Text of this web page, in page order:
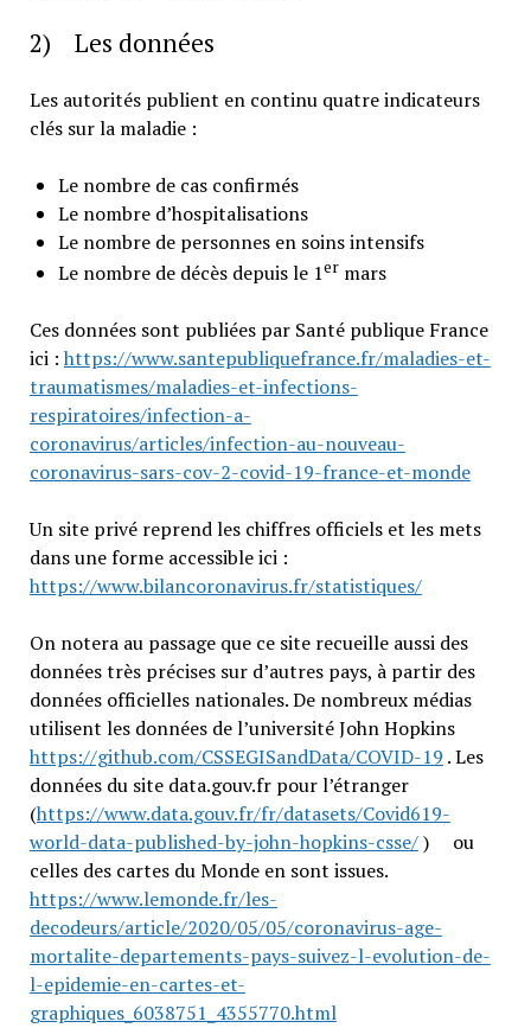
2) Les données
Les autorités publient en continu quatre indicateurs
clés sur la maladie :
Le nombre de cas confirmés
Le nombre d’hospitalisations
Le nombre de personnes en soins intensifs
Le nombre de décès depuis le 1ermars
Ces données sont publiées par Santé publique France
ici : https://www.santepubliquefrance.fr/maladies-et-
traumatismes/maladies-et-infections-
respiratoires/infection-a-
coronavirus/articles/infection-au-nouveau-
coronavirus-sars-cov-2-covid-19-france-et-monde
Un site privé reprend les chiffres officiels et les mets
dans une forme accessible ici :
https://www.bilancoronavirus.fr/statistiques/
On notera au passage que ce site recueille aussi des
données très précises sur d’autres pays, à partir des
données officielles nationales. De nombreux médias
utilisent les données de l’université John Hopkins
https://github.com/CSSEGISandData/COVID-19 . Les
données du site data.gouv.fr pour l’étranger
(https://www.data.gouv.fr/fr/datasets/Covid619-
world-data-published-by-john-hopkins-csse/) ou
celles des cartes du Monde en sont issues.
https://www.lemonde.fr/les-
decodeurs/article/2020/05/05/coronavirus-age-
mortalite-departements-pays-suivez-l-evolution-de-
l-epidemie-en-cartes-et-
graphiques_6038751_4355770.html